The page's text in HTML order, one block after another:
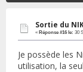
Sortie du
« Réponse #16 le: 30
Je possède les
utilisation, la